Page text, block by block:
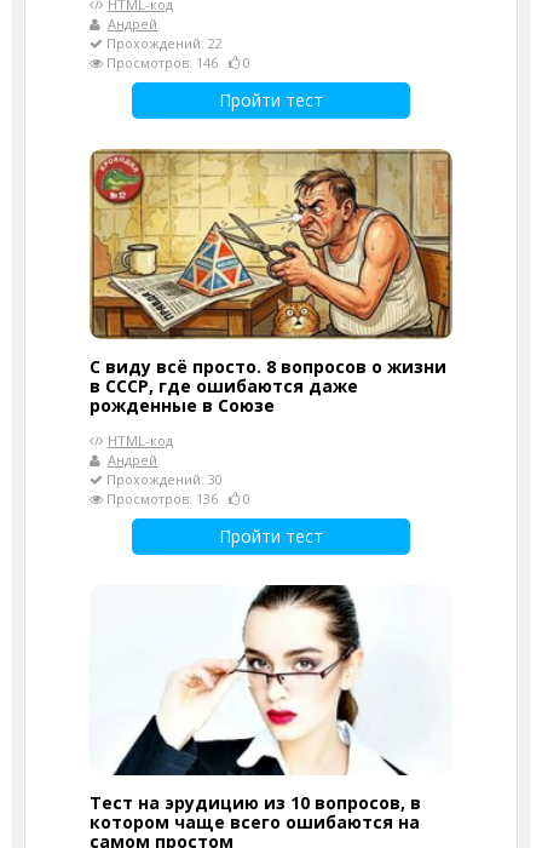
HTML-код
Андрей
Прохождений: 22
Просмотров: 146
0
Пройти тест
С виду всё просто. 8 вопросов о жизни
в СССР, где ошибаются даже
рожденные в Союзе
HTML-код
Андрей
Прохождений: 30
Просмотров: 136
0
Пройти тест
Тест на эрудицию из 10 вопросов, в
котором чаще всего ошибаются на
самом простом